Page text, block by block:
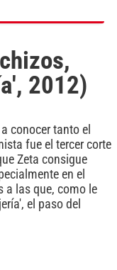
2012)
conocer tanto el
fue el tercer corte
Zeta consigue
en el
a las que, como le
el paso del